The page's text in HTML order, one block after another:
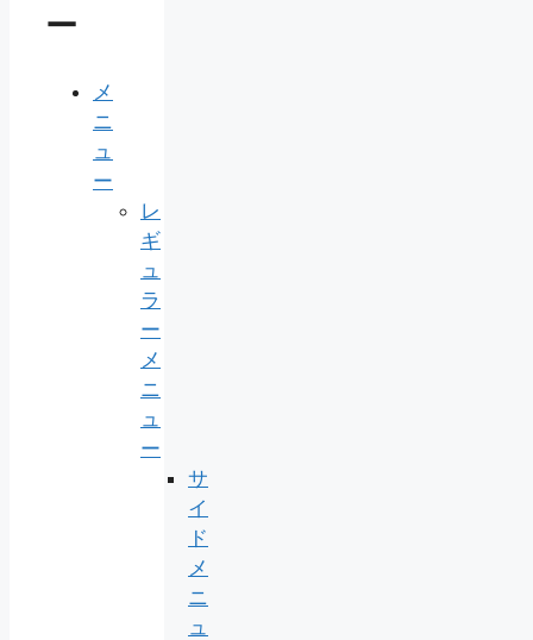
ー
メ
ニ
ュ
ー
レ
ギ
ュ
ラ
ー
メ
ニ
ュ
ー
サ
イ
ド
メ
ニ
ュ